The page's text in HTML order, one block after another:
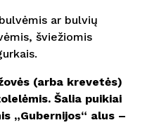
ar bulvių
šviežiomis
(arba krevetės)
Šalia puikiai
„Gubernijos“ alus –